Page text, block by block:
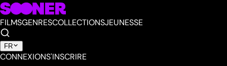
FILMSGENRESCOLLECTIONSJEUNESSE
FR
CONNEXIONS'INSCRIRE